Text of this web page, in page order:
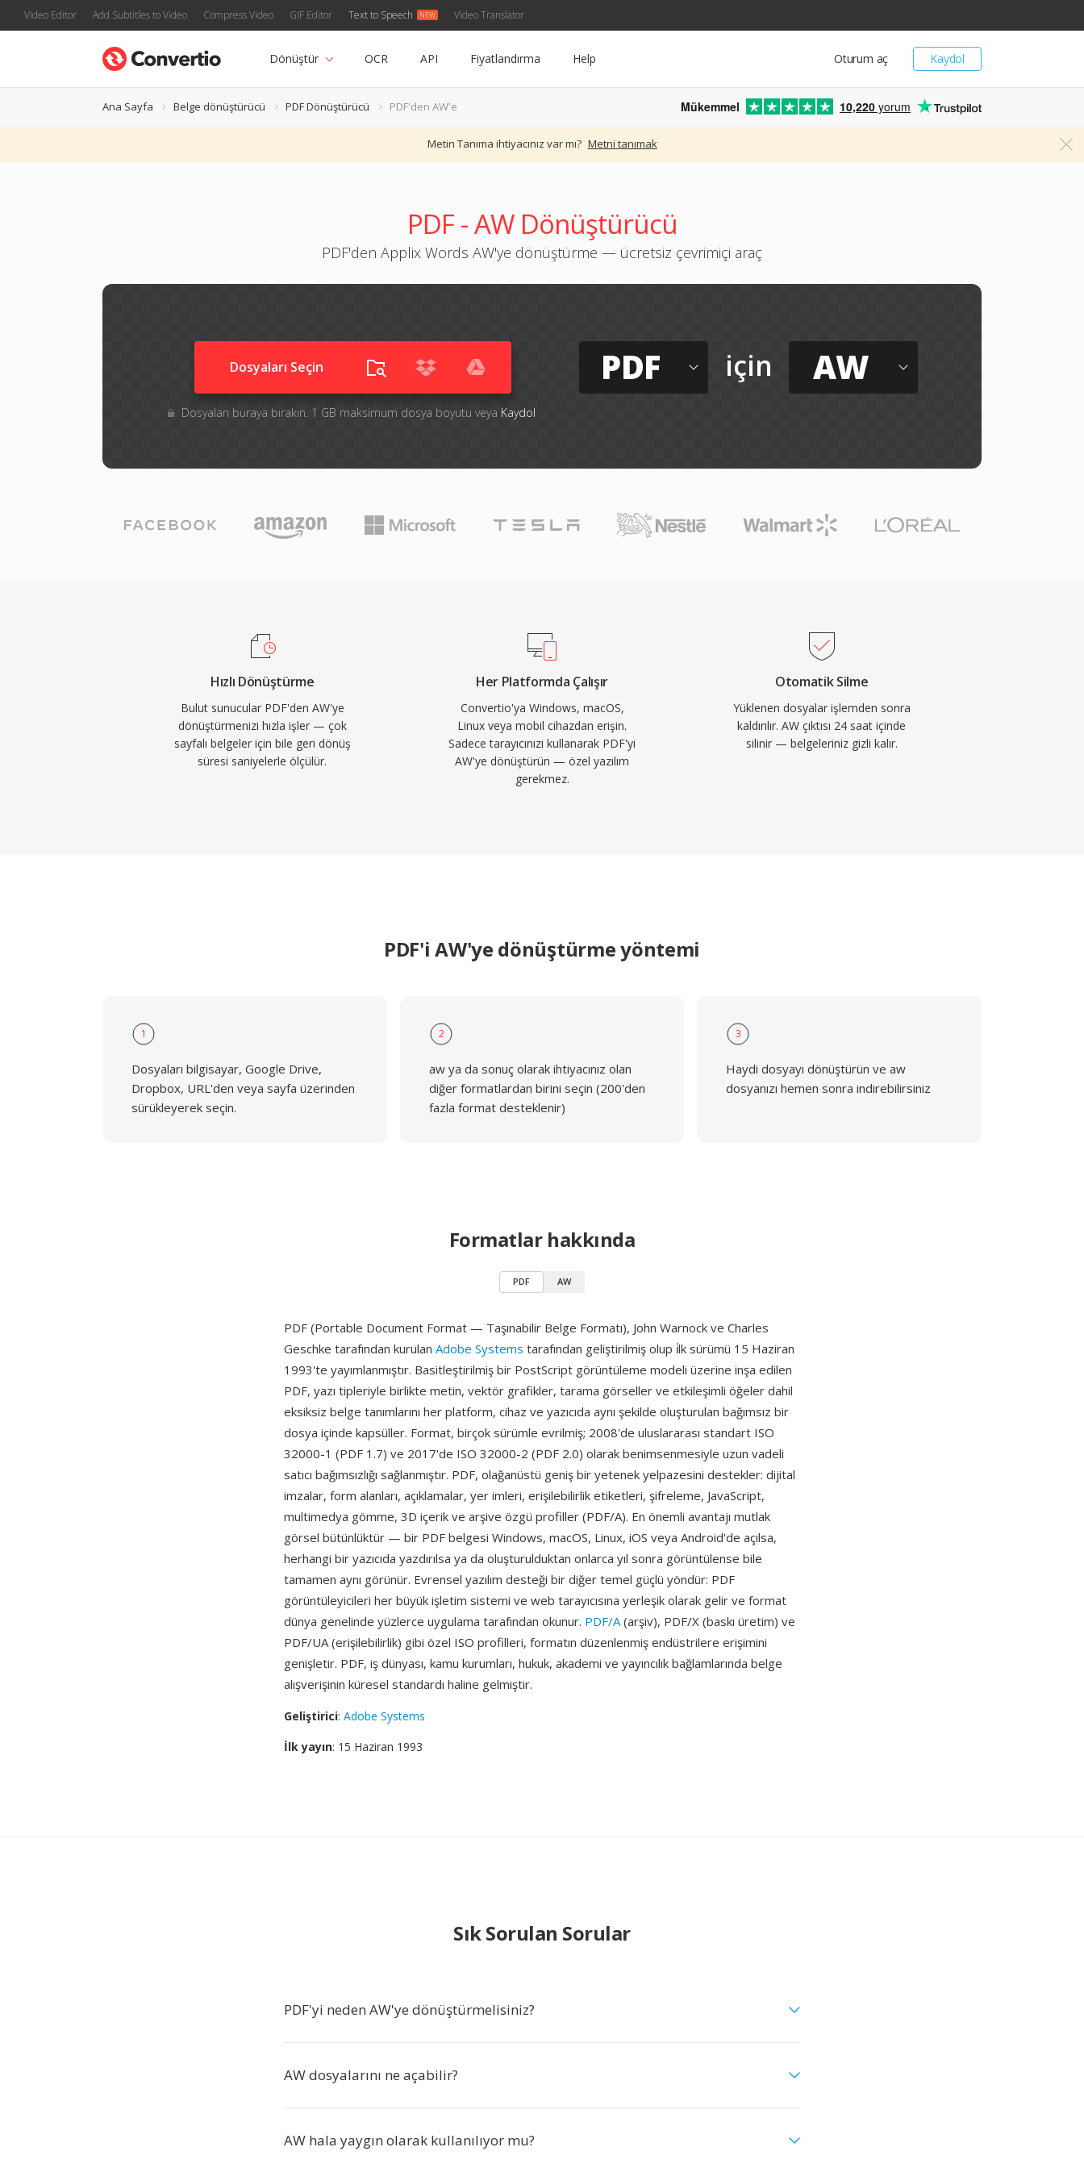
Video Editor Add Subtitles to Video Compress Video GIF Editor Text to Speech Video Translator
Kaydol
Oturum aç
Dönüştür OCR API Fiyatlandırma Help
Ana Sayfa Belge dönüştürücü PDF Dönüştürücü PDF'den AW'e Mükemmel 10,220 yorum
Metin Tanıma ihtiyacınız var mı? Metni tanımak
PDF - AW Dönüştürücü
PDF'den Applix Words AW'ye dönüştürme — ücretsiz çevrimiçi araç
Dosyaları Seçin
Dosyaları buraya bırakın. 1 GB maksimum dosya boyutu veya Kaydol
PDF için AW
Hızlı Dönüştürme
Bulut sunucular PDF'den AW'ye
dönüştürmenizi hızla işler — çok
sayfalı belgeler için bile geri dönüş
süresi saniyelerle ölçülür.
Her Platformda Çalışır
Convertio'ya Windows, macOS,
Linux veya mobil cihazdan erişin.
Sadece tarayıcınızı kullanarak PDF'yi
AW'ye dönüştürün — özel yazılım
gerekmez.
Otomatik Silme
Yüklenen dosyalar işlemden sonra
kaldırılır. AW çıktısı 24 saat içinde
silinir — belgeleriniz gizli kalır.
PDF'i AW'ye dönüştürme yöntemi
1
Dosyaları bilgisayar, Google Drive,
Dropbox, URL'den veya sayfa üzerinden
sürükleyerek seçin.
2
aw ya da sonuç olarak ihtiyacınız olan
diğer formatlardan birini seçin (200'den
fazla format desteklenir)
3
Haydi dosyayı dönüştürün ve aw
dosyanızı hemen sonra indirebilirsiniz
Formatlar hakkında
PDF AW
PDF (Portable Document Format — Taşınabilir Belge Formatı), John Warnock ve Charles
Geschke tarafından kurulan Adobe Systems tarafından geliştirilmiş olup i̇lk sürümü 15 Haziran
1993'te yayımlanmıştır. Basitleştirilmiş bir PostScript görüntüleme modeli üzerine inşa edilen
PDF, yazı tipleriyle birlikte metin, vektör grafikler, tarama görseller ve etkileşimli öğeler dahil
eksiksiz belge tanımlarını her platform, cihaz ve yazıcıda aynı şekilde oluşturulan bağımsız bir
dosya içinde kapsüller. Format, birçok sürümle evrilmiş; 2008'de uluslararası standart ISO
32000-1 (PDF 1.7) ve 2017'de ISO 32000-2 (PDF 2.0) olarak benimsenmesiyle uzun vadeli
satıcı bağımsızlığı sağlanmıştır. PDF, olağanüstü geniş bir yetenek yelpazesini destekler: dijital
imzalar, form alanları, açıklamalar, yer imleri, erişilebilirlik etiketleri, şifreleme, JavaScript,
multimedya gömme, 3D içerik ve arşive özgü profiller (PDF/A). En önemli avantajı mutlak
görsel bütünlüktür — bir PDF belgesi Windows, macOS, Linux, iOS veya Android'de açılsa,
herhangi bir yazıcıda yazdırılsa ya da oluşturulduktan onlarca yıl sonra görüntülense bile
tamamen aynı görünür. Evrensel yazılım desteği bir diğer temel güçlü yöndür: PDF
görüntüleyicileri her büyük işletim sistemi ve web tarayıcısına yerleşik olarak gelir ve format
dünya genelinde yüzlerce uygulama tarafından okunur. PDF/A(arşiv), PDF/X (baskı üretim) ve
PDF/UA (erişilebilirlik) gibi özel ISO profilleri, formatın düzenlenmiş endüstrilere erişimini
genişletir. PDF, iş dünyası, kamu kurumları, hukuk, akademi ve yayıncılık bağlamlarında belge
alışverişinin küresel standardı haline gelmiştir.
Geliştirici: Adobe Systems
İlk yayın: 15 Haziran 1993
Sık Sorulan Sorular
PDF'yi neden AW'ye dönüştürmelisiniz?
AW dosyalarını ne açabilir?
AW hala yaygın olarak kullanılıyor mu?